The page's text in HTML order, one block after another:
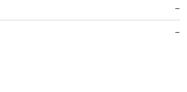
-
-